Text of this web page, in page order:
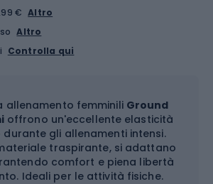
€ Altro
Altro
Controlla qui
allenamento femminili Ground
offrono un'eccellente elasticità
gli allenamenti intensi.
traspirante, si adattano
comfort e piena libertà
Ideali per le attività fisiche.